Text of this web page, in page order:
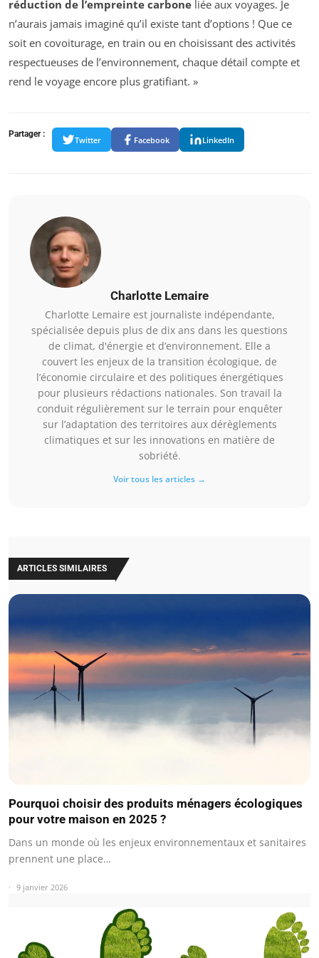
réduction de l’empreinte carbone liée aux voyages. Je
n’aurais jamais imaginé qu’il existe tant d’options ! Que ce
soit en covoiturage, en train ou en choisissant des activités
respectueuses de l’environnement, chaque détail compte et
rend le voyage encore plus gratifiant. »
Partager :
Twitter Facebook LinkedIn
Charlotte Lemaire
Charlotte Lemaire est journaliste indépendante,
spécialisée depuis plus de dix ans dans les questions
de climat, d'énergie et d’environnement. Elle a
couvert les enjeux de la transition écologique, de
l’économie circulaire et des politiques énergétiques
pour plusieurs rédactions nationales. Son travail la
conduit régulièrement sur le terrain pour enquêter
sur l’adaptation des territoires aux dérèglements
climatiques et sur les innovations en matière de
sobriété.
Voir tous les articles →
ARTICLES SIMILAIRES
Pourquoi choisir des produits ménagers écologiques
pour votre maison en 2025 ?
Dans un monde où les enjeux environnementaux et sanitaires
prennent une place…
9 janvier 2026